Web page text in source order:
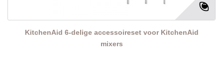
KitchenAid 6-delige accessoireset voor KitchenAid
mixers